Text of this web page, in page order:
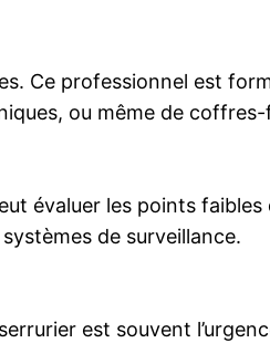
Ce professionnel est
ou même de
évaluer les points
de surveillance.
est souvent